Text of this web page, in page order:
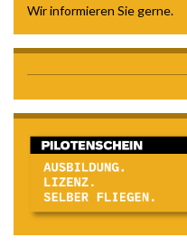
Wir informieren Sie gerne.